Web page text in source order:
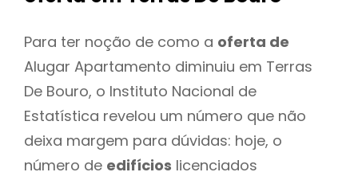
Para ter noção de como a oferta de
Alugar Apartamento diminuiu em Terras
De Bouro, o Instituto Nacional de
Estatística revelou um número que não
deixa margem para dúvidas: hoje, o
número de edifícios licenciados